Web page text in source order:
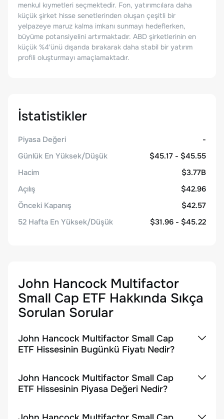
menkul kıymetleri seçmektedir. Fon, yatırımcılara daha
küçük şirket hisse senetlerinden oluşan çeşitli bir
yelpazeye maruz kalma imkanı sunmayı hedeflerken,
büyüme potansiyelini artırmaktadır. ABD şirketlerinin en
küçük %4'ünü dışarıda bırakarak daha stabil bir yatırım
profili oluşturmayı amaçlamaktadır.
İstatistikler
Piyasa Değeri
-
Günlük En Yüksek/Düşük
$45.17 - $45.55
Hacim
$3.77B
Açılış
$42.96
Önceki Kapanış
$42.57
52 Hafta En Yüksek/Düşük
$31.96 - $45.22
John Hancock Multifactor
Small Cap ETF Hakkında Sıkça
Sorulan Sorular
John Hancock Multifactor Small Cap
ETF Hissesinin Bugünkü Fiyatı Nedir?
John Hancock Multifactor Small Cap
ETF Hissesinin Piyasa Değeri Nedir?